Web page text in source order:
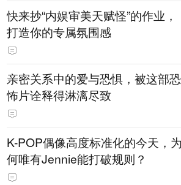
快来抄“内娱审美天赋怪”的作业，
打造你的专属氛围感
亲密关系中的爱与恐惧，被这部恐
怖片诠释得淋漓尽致
K-POP偶像高度标准化的今天，为
何唯有Jennie能打破规则？